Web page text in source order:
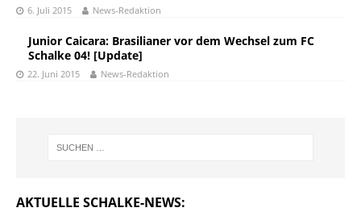
6. Juli 2015 News-Redaktion
Junior Caicara: Brasilianer vor dem Wechsel zum FC
Schalke 04! [Update]
22. Juni 2015 News-Redaktion
AKTUELLE SCHALKE-NEWS: